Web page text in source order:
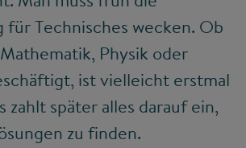
für Technisches wecken. Ob
Physik oder
ist vielleicht erstmal
zahlt später alles darauf ein,
zu finden.